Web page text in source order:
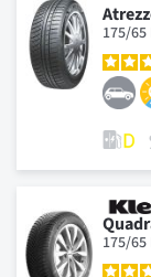
175/65
175/65